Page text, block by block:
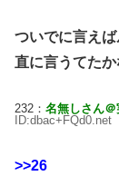
ついでに言え
直に言うてた
232： 名無しさん
ID:dbac+FQd0.net
>>26